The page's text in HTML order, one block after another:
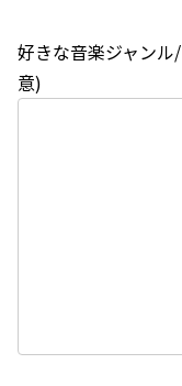
好きな音楽ジャン
意)